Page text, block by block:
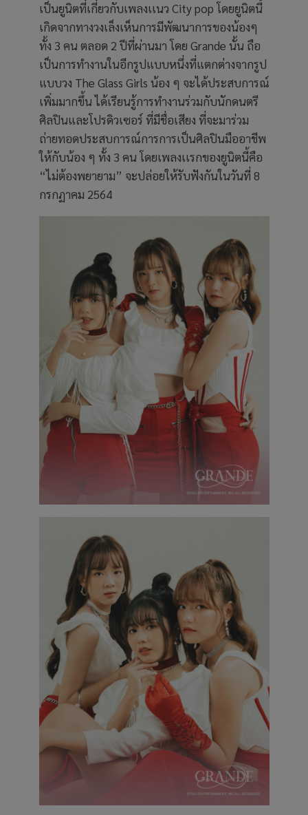
เป็นยูนิตที่เกี่ยวกับเพลงเเนว City pop โดยยูนิตนี้
เกิดจากทางวงเล็งเห็นการมีพัฒนาการของน้องๆ
ทั้ง 3 คน ตลอด 2 ปีที่ผ่านมา โดย Grande นั้น ถือ
เป็นการทำงานในอีกรูปแบบหนึ่งที่แตกต่างจากรูป
แบบวง The Glass Girls น้อง ๆ จะได้ประสบการณ์
เพิ่มมากขึ้น ได้เรียนรู้การทำงานร่วมกับนักดนตรี
ศิลปินและโปรดิวเซอร์ ที่มีชื่อเสียง ที่จะมาร่วม
ถ่ายทอดประสบการณ์การการเป็นศิลปินมืออาชีพ
ให้กับน้อง ๆ ทั้ง 3 คน โดยเพลงเเรกของยูนิตนี้คือ
“ไม่ต้องพยายาม” จะปล่อยให้รับฟังกันในวันที่ 8
กรกฏาคม 2564